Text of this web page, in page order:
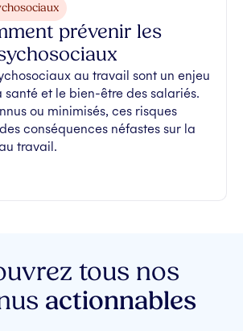
prévenir les
au travail sont un enjeu
santé et le bien-être des salariés.
ou minimisés, ces risques
conséquences néfastes sur la
travail.
tous nos
actionnables